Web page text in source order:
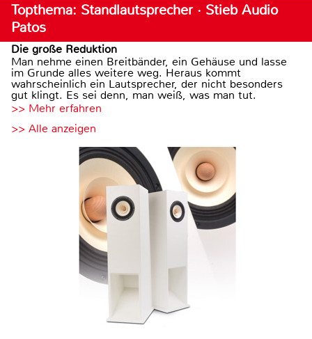
Topthema: Standlautsprecher · Stieb Audio
Patos
Die große Reduktion
Man nehme einen Breitbänder, ein Gehäuse und lasse
im Grunde alles weitere weg. Heraus kommt
wahrscheinlich ein Lautsprecher, der nicht besonders
gut klingt. Es sei denn, man weiß, was man tut.
>> Mehr erfahren
>> Alle anzeigen